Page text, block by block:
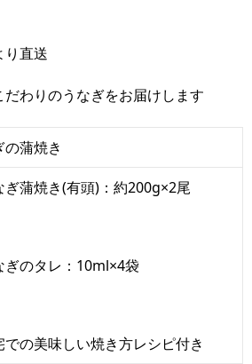
り直送
わりのうなぎをお届けします
の蒲焼き
ぎ蒲焼き(有頭)：約200g×2尾
ぎのタレ：10ml×4袋
での美味しい焼き方レシピ付き